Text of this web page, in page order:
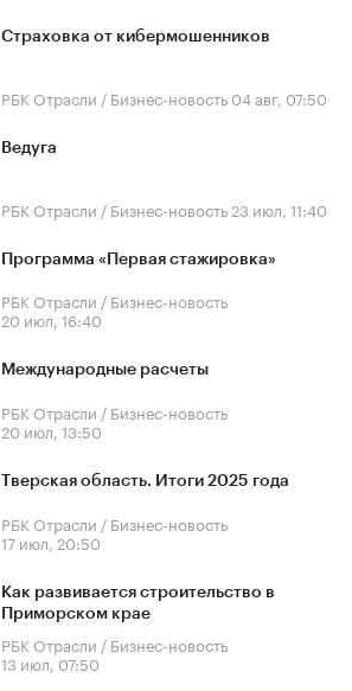
Страховка от кибермошенников
РБК Отрасли / Бизнес-новость 04 авг, 07:50
Ведуга
РБК Отрасли / Бизнес-новость 23 июл, 11:40
Программа «Первая стажировка»
РБК Отрасли / Бизнес-новость
20 июл, 16:40
Международные расчеты
РБК Отрасли / Бизнес-новость
20 июл, 13:50
Тверская область. Итоги 2025 года
РБК Отрасли / Бизнес-новость
17 июл, 20:50
Как развивается строительство в
Приморском крае
РБК Отрасли / Бизнес-новость
13 июл, 07:50